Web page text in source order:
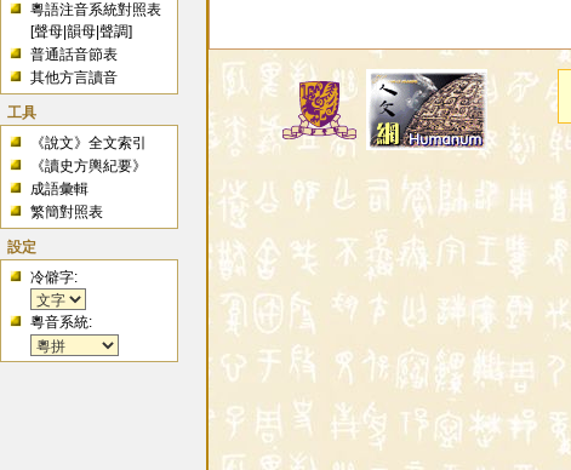
粵語注音系統對照表
[聲母 |韻母 |聲調]
普通話音節表
其他方言讀音
工具
《說文》全文索引
《讀史方輿紀要》
成語彙輯
繁簡對照表
設定
冷僻字:
粵音系統: